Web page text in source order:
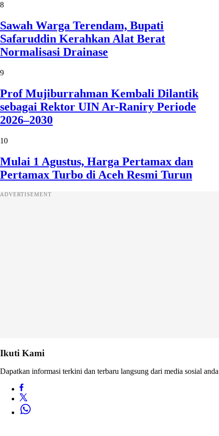
8
Sawah Warga Terendam, Bupati
Safaruddin Kerahkan Alat Berat
Normalisasi Drainase
9
Prof Mujiburrahman Kembali Dilantik
sebagai Rektor UIN Ar-Raniry Periode
2026–2030
10
Mulai 1 Agustus, Harga Pertamax dan
Pertamax Turbo di Aceh Resmi Turun
ADVERTISEMENT
Ikuti Kami
Dapatkan informasi terkini dan terbaru langsung dari media sosial anda